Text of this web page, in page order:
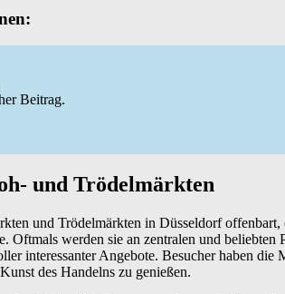
Beitrag.
und Trödelmärkten
und Trödelmärkten in Düsseldorf offenbart,
Oftmals werden sie an zentralen und
interessanter Angebote. Besucher haben die
des Handelns zu genießen.